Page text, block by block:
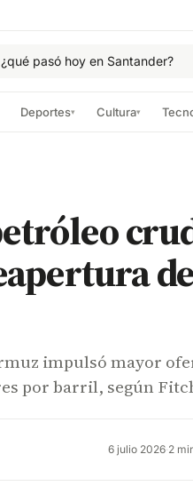
pasó hoy en Santander?
Deportes▾ Cultura▾
impulsó mayor
por barril, según
6 julio 2026·2